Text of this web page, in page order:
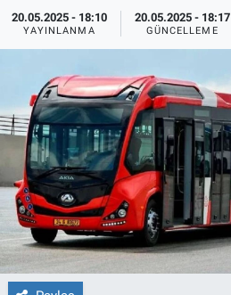
20.05.2025 - 18:10
YAYINLANMA
20.05.2025 - 18:17
GÜNCELLEME
Eğitim
Eğlence
Ekonomi
Forum
Gerçeğin İzinde
Gün Başlıyor